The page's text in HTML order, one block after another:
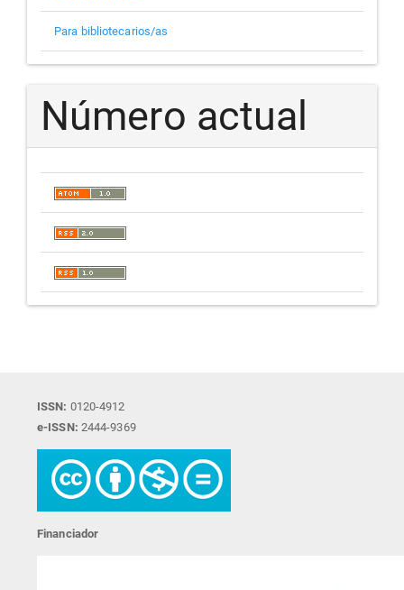
Para bibliotecarios/as
Número actual
ISSN: 0120-4912
e-ISSN: 2444-9369
Financiador